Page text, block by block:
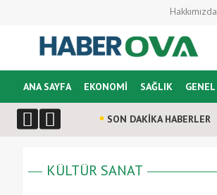
Hakkımızda
ANA SAYFA EKONOMİ SAĞLIK GENEL
SON DAKİKA HABERLER
KÜLTÜR SANAT